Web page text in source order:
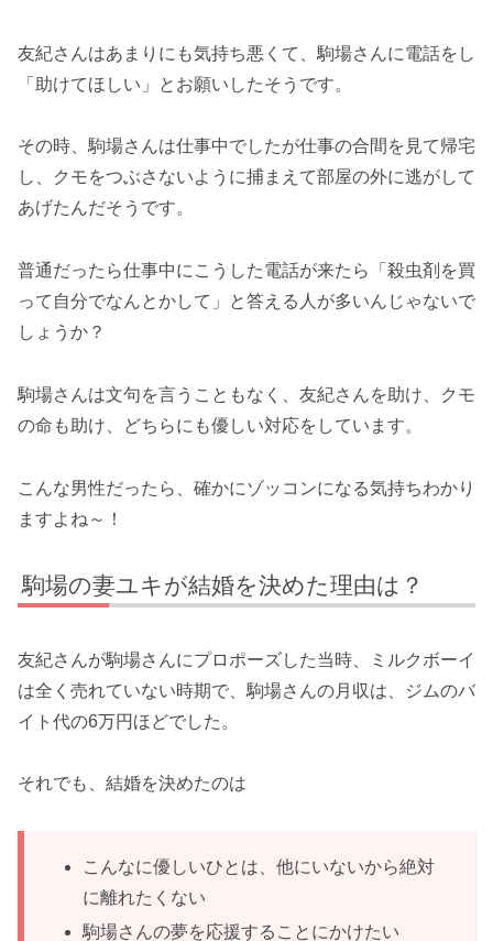
友紀さんはあまりにも気持ち悪くて、駒場さんに電話をし
「助けてほしい」とお願いしたそうです。
その時、駒場さんは仕事中でしたが仕事の合間を見て帰宅
し、クモをつぶさないように捕まえて部屋の外に逃がして
あげたんだそうです。
普通だったら仕事中にこうした電話が来たら「殺虫剤を買
って自分でなんとかして」と答える人が多いんじゃないで
しょうか？
駒場さんは文句を言うこともなく、友紀さんを助け、クモ
の命も助け、どちらにも優しい対応をしています。
こんな男性だったら、確かにゾッコンになる気持ちわかり
ますよね～！
駒場の妻ユキが結婚を決めた理由は？
友紀さんが駒場さんにプロポーズした当時、ミルクボーイ
は全く売れていない時期で、駒場さんの月収は、ジムのバ
イト代の6万円ほどでした。
それでも、結婚を決めたのは
こんなに優しいひとは、他にいないから絶対
に離れたくない
駒場さんの夢を応援することにかけたい